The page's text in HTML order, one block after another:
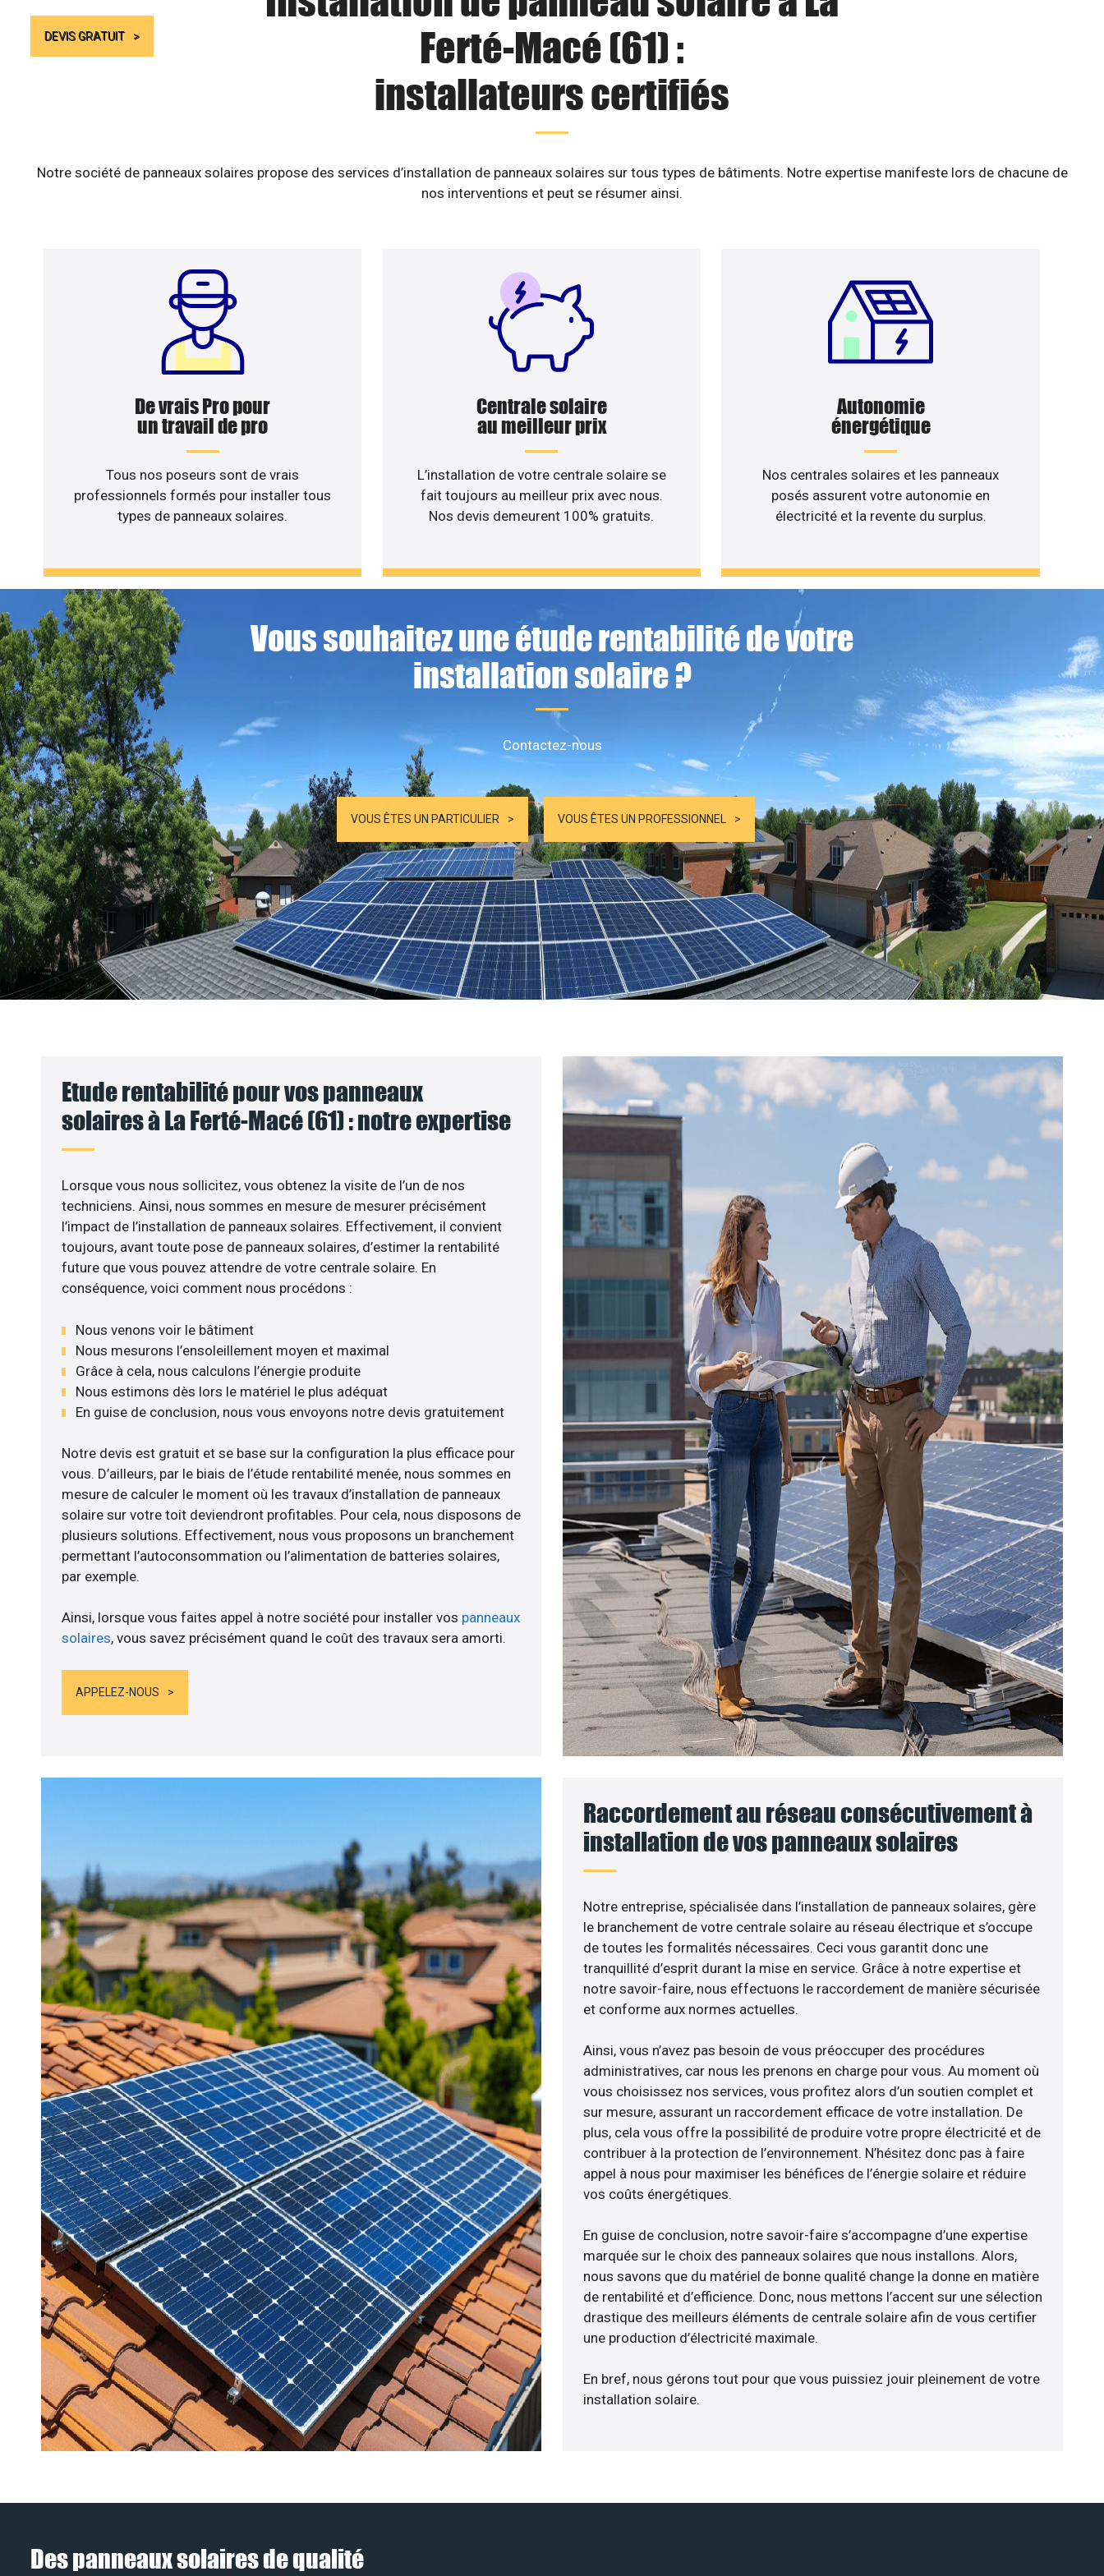
DEVIS GRATUIT
Ferté-Macé (61) :
installateurs certifiés
Notre société de panneaux solaires propose des services d’installation de panneaux solaires sur tous types de bâtiments. Notre expertise manifeste lors de chacune de
nos interventions et peut se résumer ainsi.
De vrais Pro pour
un travail de pro
Tous nos poseurs sont de vrais
professionnels formés pour installer tous
types de panneaux solaires.
Centrale solaire
au meilleur prix
L’installation de votre centrale solaire se
fait toujours au meilleur prix avec nous.
Nos devis demeurent 100% gratuits.
Autonomie
énergétique
Nos centrales solaires et les panneaux
posés assurent votre autonomie en
électricité et la revente du surplus.
Vous souhaitez une étude rentabilité de votre
installation solaire ?
Contactez-nous
VOUS ÊTES UN PARTICULIER VOUS ÊTES UN PROFESSIONNEL
Etude rentabilité pour vos panneaux
solaires à La Ferté-Macé (61) : notre expertise
Lorsque vous nous sollicitez, vous obtenez la visite de l’un de nos
techniciens. Ainsi, nous sommes en mesure de mesurer précisément
l’impact de l’installation de panneaux solaires. Effectivement, il convient
toujours, avant toute pose de panneaux solaires, d’estimer la rentabilité
future que vous pouvez attendre de votre centrale solaire. En
conséquence, voici comment nous procédons :
Nous venons voir le bâtiment
Nous mesurons l’ensoleillement moyen et maximal
Grâce à cela, nous calculons l’énergie produite
Nous estimons dès lors le matériel le plus adéquat
En guise de conclusion, nous vous envoyons notre devis gratuitement
Notre devis est gratuit et se base sur la configuration la plus efficace pour
vous. D’ailleurs, par le biais de l’étude rentabilité menée, nous sommes en
mesure de calculer le moment où les travaux d’installation de panneaux
solaire sur votre toit deviendront profitables. Pour cela, nous disposons de
plusieurs solutions. Effectivement, nous vous proposons un branchement
permettant l’autoconsommation ou l’alimentation de batteries solaires,
par exemple.
Ainsi, lorsque vous faites appel à notre société pour installer vos panneaux
solaires, vous savez précisément quand le coût des travaux sera amorti.
APPELEZ-NOUS
Raccordement au réseau consécutivement à
installation de vos panneaux solaires
Notre entreprise, spécialisée dans l’installation de panneaux solaires, gère
le branchement de votre centrale solaire au réseau électrique et s’occupe
de toutes les formalités nécessaires. Ceci vous garantit donc une
tranquillité d’esprit durant la mise en service. Grâce à notre expertise et
notre savoir-faire, nous effectuons le raccordement de manière sécurisée
et conforme aux normes actuelles.
Ainsi, vous n’avez pas besoin de vous préoccuper des procédures
administratives, car nous les prenons en charge pour vous. Au moment où
vous choisissez nos services, vous profitez alors d’un soutien complet et
sur mesure, assurant un raccordement efficace de votre installation. De
plus, cela vous offre la possibilité de produire votre propre électricité et de
contribuer à la protection de l’environnement. N’hésitez donc pas à faire
appel à nous pour maximiser les bénéfices de l’énergie solaire et réduire
vos coûts énergétiques.
En guise de conclusion, notre savoir-faire s’accompagne d’une expertise
marquée sur le choix des panneaux solaires que nous installons. Alors,
nous savons que du matériel de bonne qualité change la donne en matière
de rentabilité et d’efficience. Donc, nous mettons l’accent sur une sélection
drastique des meilleurs éléments de centrale solaire afin de vous certifier
une production d’électricité maximale.
En bref, nous gérons tout pour que vous puissiez jouir pleinement de votre
installation solaire.
Des panneaux solaires de qualité